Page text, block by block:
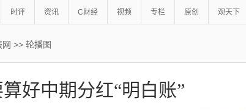
时评 资讯 C财经 视频 专栏 原创 观天下
网 >> 轮播图
算好中期分红“明白账”